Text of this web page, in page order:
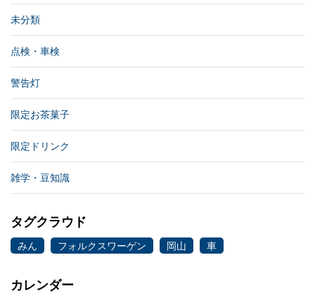
未分類
点検・車検
警告灯
限定お茶菓子
限定ドリンク
雑学・豆知識
タグクラウド
みん フォルクスワーゲン 岡山 車
カレンダー